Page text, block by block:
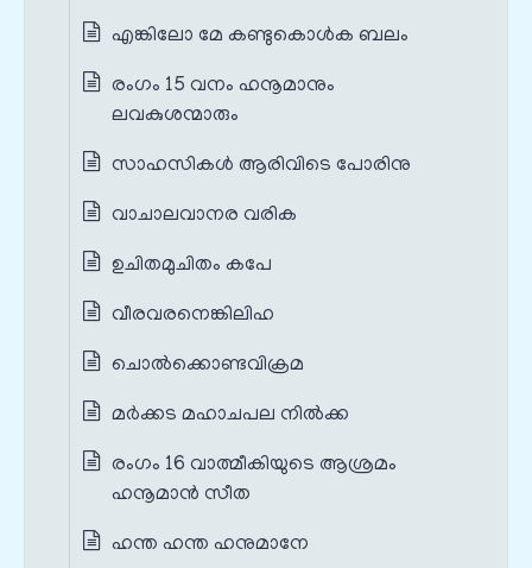
എങ്കിലോ മേ കണ്ടുകൊള്‍ക ബലം
രംഗം 15 വനം ഹനൂമാനും
ലവകുശന്മാരും
സാഹസികള്‍ ആരിവിടെ പോരിനു
വാചാലവാനര വരിക
ഉചിതമുചിതം കപേ
വീരവരനെങ്കിലിഹ
ചൊല്‍ക്കൊണ്ടവിക്രമ
മര്‍ക്കട മഹാചപല നിൽക്ക
രംഗം 16 വാത്മീകിയുടെ ആശ്രമം
ഹനൂമാൻ സീത
ഹന്ത ഹന്ത ഹനുമാനേ